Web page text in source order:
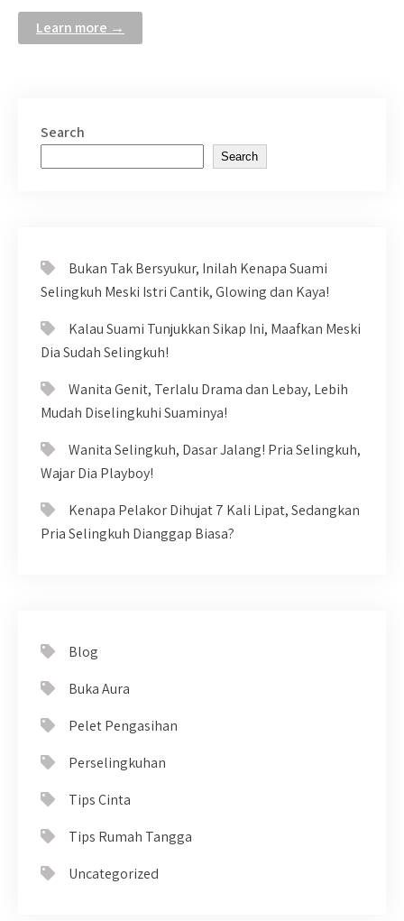
Learn more →
Search
Search
Bukan Tak Bersyukur, Inilah Kenapa Suami
Selingkuh Meski Istri Cantik, Glowing dan Kaya!
Kalau Suami Tunjukkan Sikap Ini, Maafkan Meski
Dia Sudah Selingkuh!
Wanita Genit, Terlalu Drama dan Lebay, Lebih
Mudah Diselingkuhi Suaminya!
Wanita Selingkuh, Dasar Jalang! Pria Selingkuh,
Wajar Dia Playboy!
Kenapa Pelakor Dihujat 7 Kali Lipat, Sedangkan
Pria Selingkuh Dianggap Biasa?
Blog
Buka Aura
Pelet Pengasihan
Perselingkuhan
Tips Cinta
Tips Rumah Tangga
Uncategorized